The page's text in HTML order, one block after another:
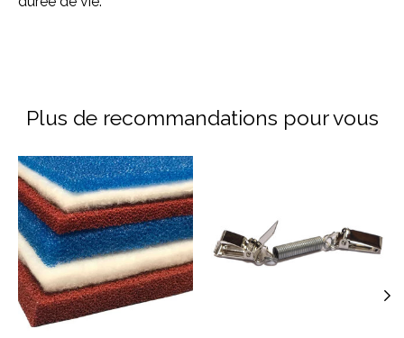
Plus de recommandations pour vous
Articles du carrousel de produits